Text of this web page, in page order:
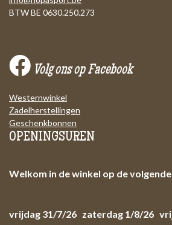
BTW BE 0630.250.273
Volg ons op Facebook
Westernwinkel
Zadelherstellingen
Geschenkbonnen
OPENINGSUREN
Welkom in de winkel op de
vrijdag 31/7/26 zaterdag 1/8/26